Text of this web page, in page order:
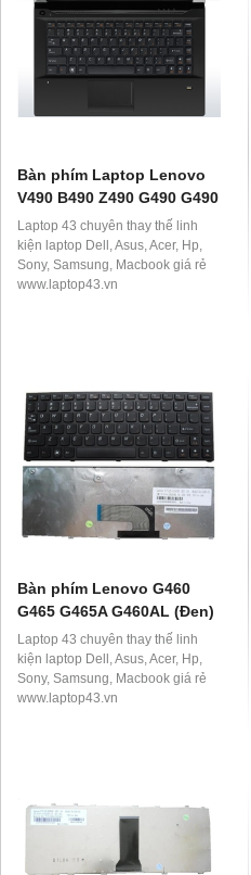
Bàn phím Laptop Lenovo
V490 B490 Z490 G490 G490
Laptop 43 chuyên thay thế linh
kiện laptop Dell, Asus, Acer, Hp,
Sony, Samsung, Macbook giá rẻ
www.laptop43.vn
Bàn phím Lenovo G460
G465 G465A G460AL (Đen)
Laptop 43 chuyên thay thế linh
kiện laptop Dell, Asus, Acer, Hp,
Sony, Samsung, Macbook giá rẻ
www.laptop43.vn